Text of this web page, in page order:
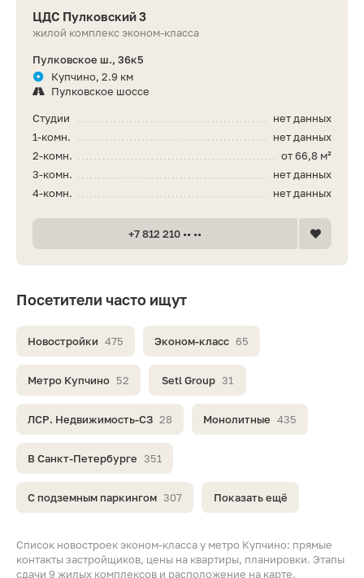
Список новостроек эконом-класса у метро Купчино: прямые
контакты застройщиков, цены на квартиры, планировки. Этапы
сдачи 9 жилых комплексов и расположение на карте.
Посетители часто ищут
Новостройки 475 Эконом-класс 65
Метро Купчино 52 Setl Group 31
ЛСР. Недвижимость-СЗ 28 Монолитные 435
В Санкт-Петербурге 351
С подземным паркингом 307 Показать ещё
ЦДС Пулковский 3
жилой комплекс эконом-класса
Пулковское ш., 36к5
Купчино, 2.9 км
Пулковское шоссе
нет данных
Студии
нет данных
1-комн.
от 66,8 м²
2-комн.
нет данных
3-комн.
нет данных
4-комн.
+7 812 210 •• ••